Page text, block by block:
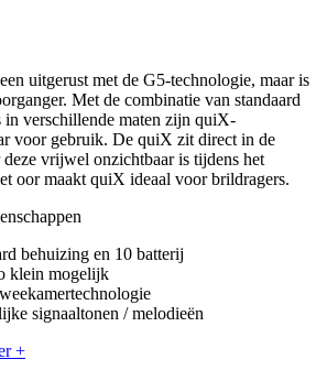
uitgerust met de G5-technologie, maar is
Met de combinatie van standaard
in verschillende maten zijn quiX-
voor gebruik. De quiX zit direct in de
vrijwel onzichtbaar is tijdens het
oor maakt quiX ideaal voor brildragers.
behuizing en 10 batterij
klein mogelijk
signaaltonen / melodieën
+